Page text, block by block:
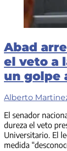
horas
Abad
el veto a
un golpe
Alberto
El senador
dureza el veto
Universitario. El
medida